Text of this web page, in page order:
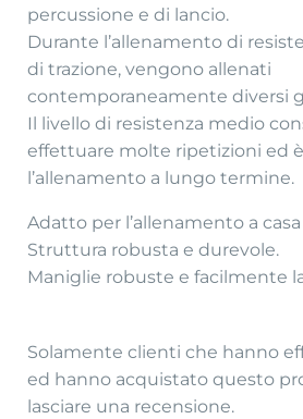
percussione e di lancio.
Durante l’allenamento di
di trazione, vengono allenati
contemporaneamente diversi
Il livello di resistenza medio
effettuare molte ripetizioni ed
l’allenamento a lungo termine.
Adatto per l’allenamento a
Struttura robusta e durevole.
Maniglie robuste e facilmente
Solamente clienti che hanno
ed hanno acquistato questo
lasciare una recensione.